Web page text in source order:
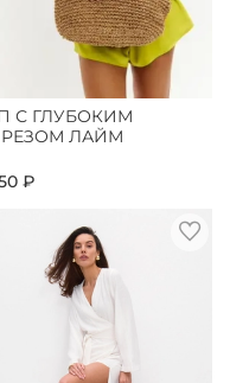
С ГЛУБОКИМ
ЛАЙМ
₽